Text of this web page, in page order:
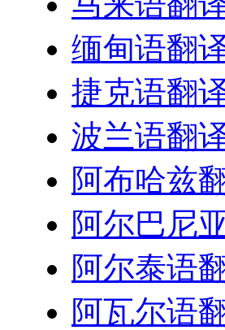
缅甸语翻
捷克语翻
波兰语翻
阿布哈兹
阿尔巴尼
阿尔泰语
阿瓦尔语